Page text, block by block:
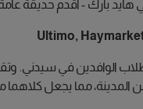
في هايد بارك - أقدم حديقة
الوافدين في سيدني.
مما يجعل كلاهما